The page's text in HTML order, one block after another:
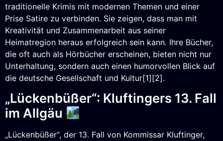
traditionelle Krimis mit modernen Themen und einer
Prise Satire zu verbinden. Sie zeigen, dass man mit
Kreativität und Zusammenarbeit aus seiner
Heimatregion heraus erfolgreich sein kann. Ihre Bücher,
die oft auch als Hörbücher erscheinen, bieten nicht nur
Unterhaltung, sondern auch einen humorvollen Blick auf
die deutsche Gesellschaft und Kultur[1][2].
„Lückenbüßer“: Kluftingers 13. Fall
im Allgäu
„Lückenbüßer“, der 13. Fall von Kommissar Kluftinger,